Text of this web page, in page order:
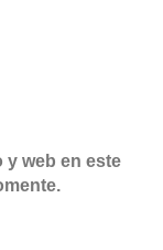
y web en este